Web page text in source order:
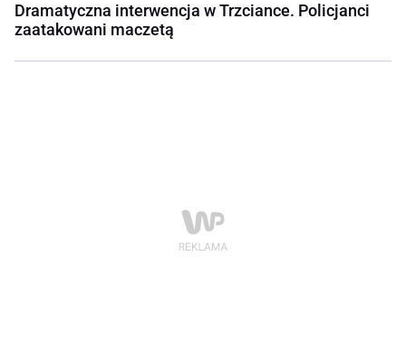
Dramatyczna interwencja w Trzciance. Policjanci
zaatakowani maczetą